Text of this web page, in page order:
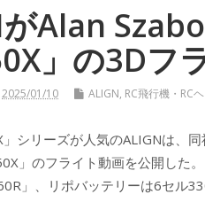
Alan
」の3Dフ
2025/01/10 ALIGN, RC飛行機・RC
」シリーズが人気のALIGNは、
」のフライト動画を公開した
」、リポバッテリーは6セル